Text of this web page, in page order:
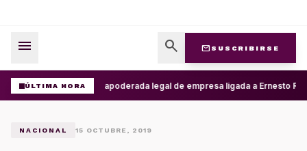
menu search mail SUSCRIBIRSE
ÚLTIMA HORADetienen a apoderada legal de empresa ligada a Ernesto
NACIONAL 15 OCTUBRE, 2019